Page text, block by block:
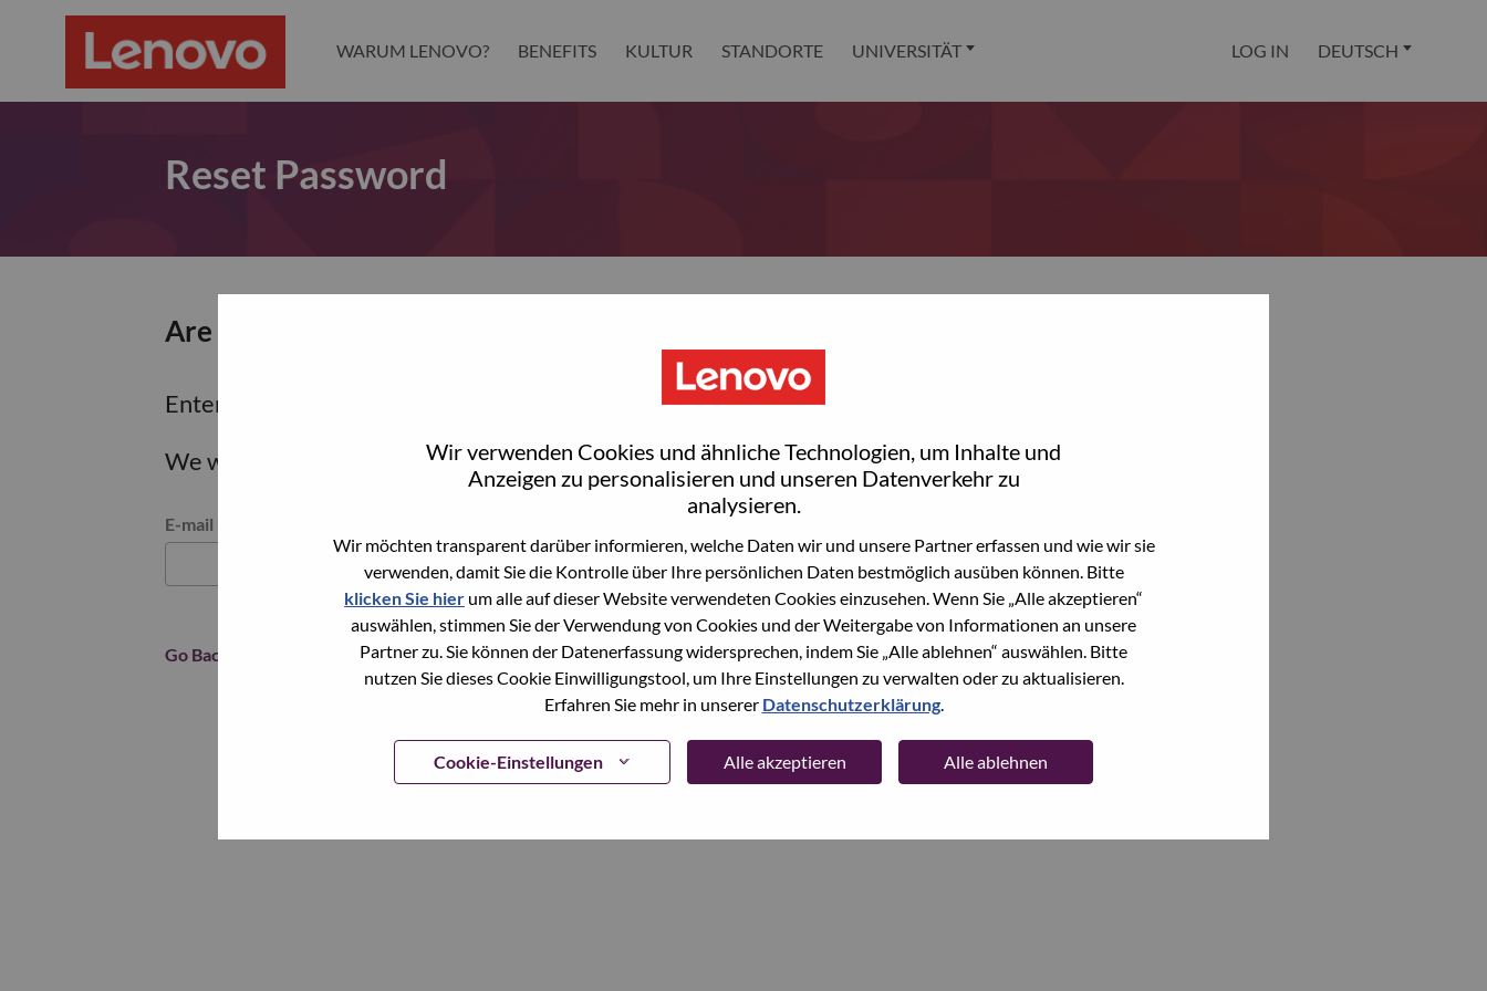
Wir verwenden Cookies und ähnliche Technologien, um Inhalte und
Anzeigen zu personalisieren und unseren Datenverkehr zu
analysieren.
Wir möchten transparent darüber informieren, welche Daten wir und unsere Partner erfassen und wie wir sie
verwenden, damit Sie die Kontrolle über Ihre persönlichen Daten bestmöglich ausüben können. Bitte
klicken Sie hier um alle auf dieser Website verwendeten Cookies einzusehen. Wenn Sie „Alle akzeptieren“
auswählen, stimmen Sie der Verwendung von Cookies und der Weitergabe von Informationen an unsere
Partner zu. Sie können der Datenerfassung widersprechen, indem Sie „Alle ablehnen“ auswählen. Bitte
nutzen Sie dieses Cookie Einwilligungstool, um Ihre Einstellungen zu verwalten oder zu aktualisieren.
Erfahren Sie mehr in unserer Datenschutzerklärung.
Cookie-Einstellungen Alle akzeptieren Alle ablehnen
WARUM LENOVO? BENEFITS KULTUR STANDORTE UNIVERSITÄT LOG IN DEUTSCH
Reset Password
Are you sure you want to reset your password?
Enter the email address associated with your account, then click "Continue".
We will email you a link to reset your password.
Reset password with your e-mail
E-mail
Continue
Go Back